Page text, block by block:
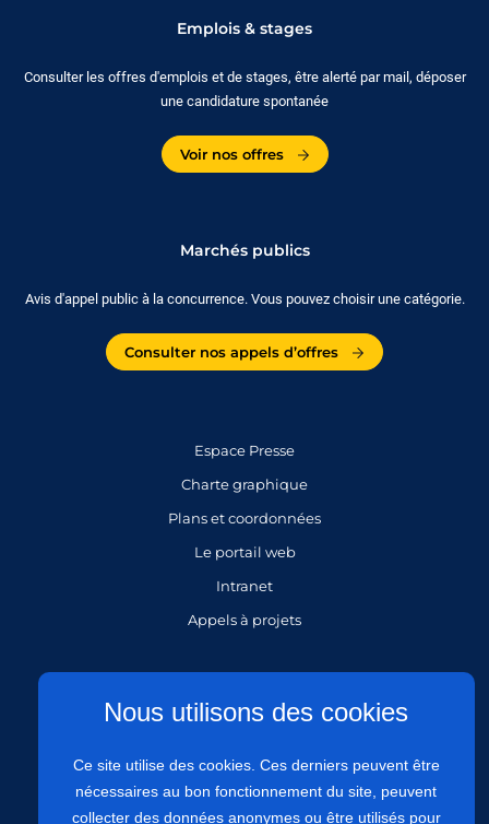
Emplois & stages
Consulter les offres d'emplois et de stages, être alerté par mail, déposer
une candidature spontanée
Voir nos offres
Marchés publics
Avis d'appel public à la concurrence. Vous pouvez choisir une catégorie.
Consulter nos appels d’offres
Espace Presse
Charte graphique
Plans et coordonnées
Le portail web
Intranet
Appels à projets
Politique de protection des données personnelles
Politique de confidentialité
Nous utilisons des cookies
Ce site utilise des cookies. Ces derniers peuvent être
nécessaires au bon fonctionnement du site, peuvent
collecter des données anonymes ou être utilisés pour